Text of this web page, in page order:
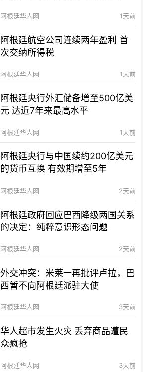
阿根廷华人网 1天前
阿根廷航空公司连续两年盈利 首
次交纳所得税
阿根廷华人网 1天前
阿根廷央行外汇储备增至500亿美
元 达近7年来最高水平
阿根廷华人网 1天前
阿根廷央行与中国续约200亿美元
的货币互换 有效期增至5年
阿根廷华人网 2天前
阿根廷政府回应巴西降级两国关系
的决定：纯粹意识形态问题
阿根廷华人网 2天前
外交冲突：米莱一再批评卢拉，巴
西暂不向阿根廷派驻大使
阿根廷华人网 3天前
华人超市发生火灾 丢弃商品遭民
众疯抢
阿根廷华人网 3天前